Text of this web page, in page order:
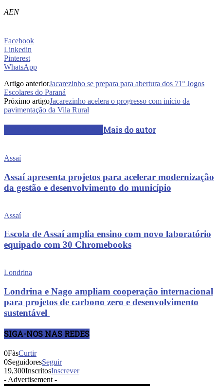
AEN
Facebook
Linkedin
Pinterest
WhatsApp
Artigo anteriorJacarezinho se prepara para abertura dos 71º Jogos
Escolares do Paraná
Próximo artigoJacarezinho acelera o progresso com início da
pavimentação da Vila Rural
Mais do autor
Assaí
Assaí apresenta projetos para acelerar modernização
da gestão e desenvolvimento do município
Assaí
Escola de Assaí amplia ensino com novo laboratório
equipado com 30 Chromebooks
Londrina
Londrina e Nago ampliam cooperação internacional
para projetos de carbono zero e desenvolvimento
sustentável
SIGA-NOS NAS REDES
0FãsCurtir
0SeguidoresSeguir
19,300InscritosInscrever
- Advertisement -